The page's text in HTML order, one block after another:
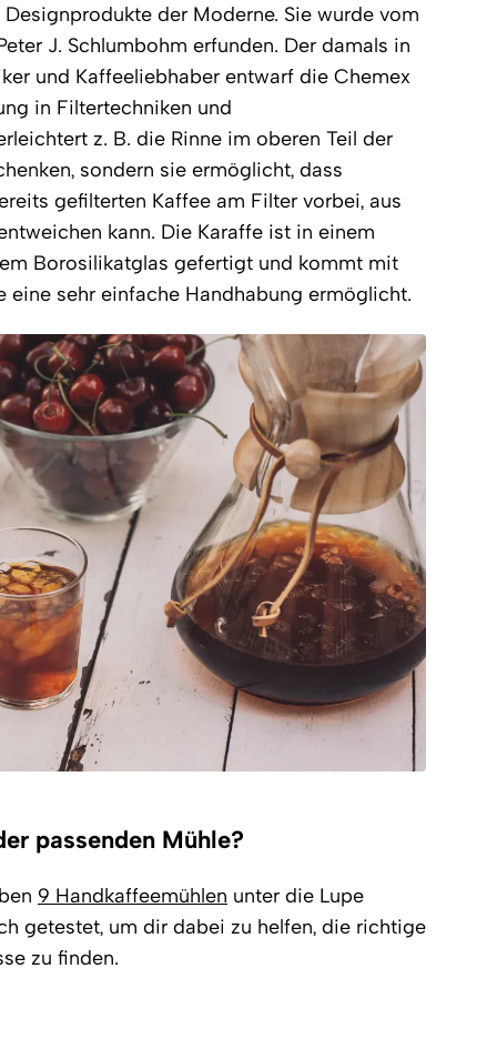
der Moderne. Sie wurde vom
J. Schlumbohm erfunden. Der damals in
und Kaffeeliebhaber entwarf die Chemex
in Filtertechniken und
z. B. die Rinne im oberen Teil der
sondern sie ermöglicht, dass
gefilterten Kaffee am Filter vorbei, aus
kann. Die Karaffe ist in einem
Borosilikatglas gefertigt und kommt mit
eine sehr einfache Handhabung ermöglicht.
passenden Mühle?
9 Handkaffeemühlen unter die Lupe
getestet, um dir dabei zu helfen, die richtige
zu finden.